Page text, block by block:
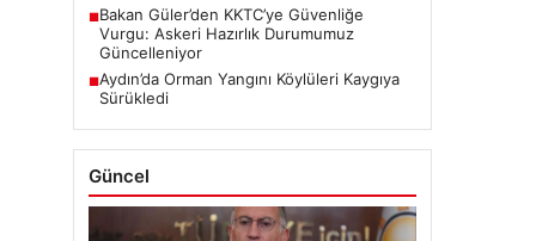
■Bakan Güler’den KKTC’ye Güvenliğe
Vurgu: Askeri Hazırlık Durumumuz
Güncelleniyor
■Aydın’da Orman Yangını Köylüleri Kaygıya
Sürükledi
Güncel